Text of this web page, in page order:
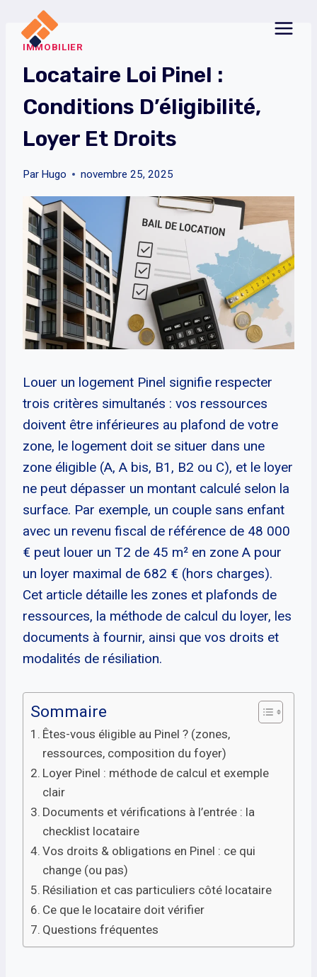
contenuIMMOBILIER
Locataire Loi Pinel :
Conditions D’éligibilité,
Loyer Et Droits
Par Hugo novembre 25, 2025
Louer un logement Pinel signifie respecter
trois critères simultanés : vos ressources
doivent être inférieures au plafond de votre
zone, le logement doit se situer dans une
zone éligible (A, A bis, B1, B2 ou C), et le loyer
ne peut dépasser un montant calculé selon la
surface. Par exemple, un couple sans enfant
avec un revenu fiscal de référence de 48 000
€ peut louer un T2 de 45 m² en zone A pour
un loyer maximal de 682 € (hors charges).
Cet article détaille les zones et plafonds de
ressources, la méthode de calcul du loyer, les
documents à fournir, ainsi que vos droits et
modalités de résiliation.
Sommaire
Êtes-vous éligible au Pinel ? (zones,
ressources, composition du foyer)
Loyer Pinel : méthode de calcul et exemple
clair
Documents et vérifications à l’entrée : la
checklist locataire
Vos droits & obligations en Pinel : ce qui
change (ou pas)
Résiliation et cas particuliers côté locataire
Ce que le locataire doit vérifier
Questions fréquentes